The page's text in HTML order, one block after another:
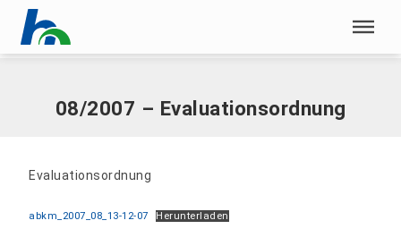
Menü überspringen
Home |Dokumente
08/2007 – Evaluationsordnung
Evaluationsordnung
abkm_2007_08_13-12-07 Herunterladen